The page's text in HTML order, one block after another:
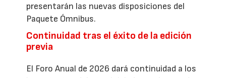
presentarán las nuevas disposiciones del
Paquete Ómnibus.
Continuidad tras el éxito de la edición
previa
El Foro Anual de 2026 dará continuidad a los